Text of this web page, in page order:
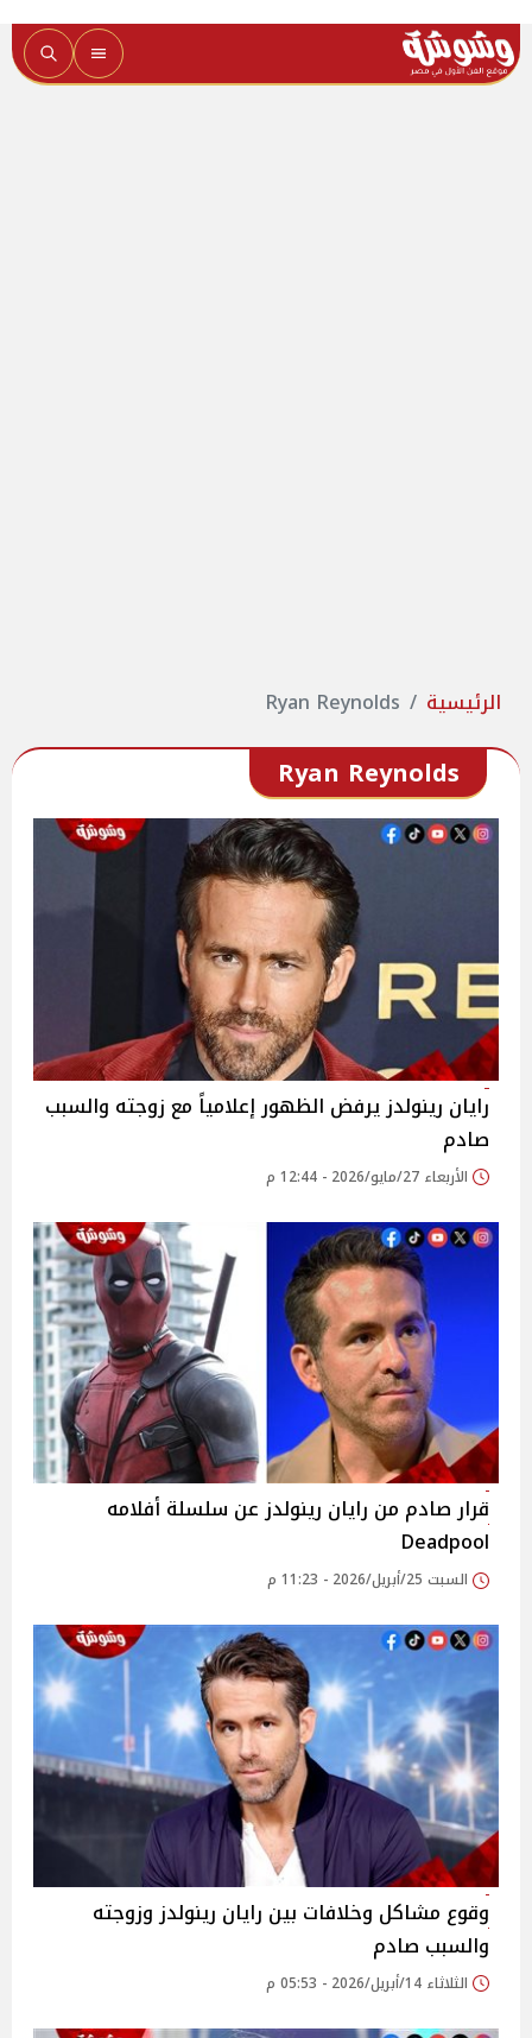
الرئيسية Ryan Reynolds
Ryan Reynolds
رايان رينولدز يرفض الظهور إعلامياً مع زوجته والسبب
صادم
الأربعاء 27/مايو/2026 - 12:44 م
قرار صادم من رايان رينولدز عن سلسلة أفلامه
Deadpool
السبت 25/أبريل/2026 - 11:23 م
وقوع مشاكل وخلافات بين رايان رينولدز وزوجته
والسبب صادم
الثلاثاء 14/أبريل/2026 - 05:53 م